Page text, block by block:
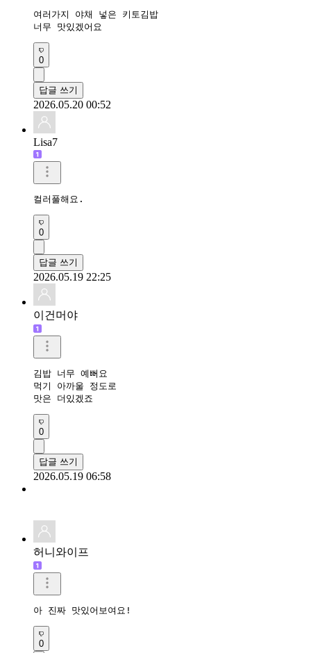
여러가지 야채 넣은 키토김밥
너무 맛있겠어요
0
답글 쓰기
2026.05.20 00:52
Lisa7
컬러풀해요.
0
답글 쓰기
2026.05.19 22:25
이건머야
김밥 너무 예뻐요
먹기 아까울 정도로
맛은 더있겠죠
0
답글 쓰기
2026.05.19 06:58
허니와이프
아 진짜 맛있어보여요!
0